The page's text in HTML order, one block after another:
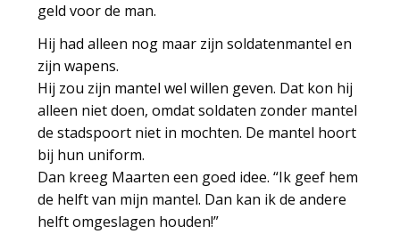
geld voor de man.
Hij had alleen nog maar zijn soldatenmantel en
zijn wapens.
Hij zou zijn mantel wel willen geven. Dat kon hij
alleen niet doen, omdat soldaten zonder mantel
de stadspoort niet in mochten. De mantel hoort
bij hun uniform.
Dan kreeg Maarten een goed idee. “Ik geef hem
de helft van mijn mantel. Dan kan ik de andere
helft omgeslagen houden!”